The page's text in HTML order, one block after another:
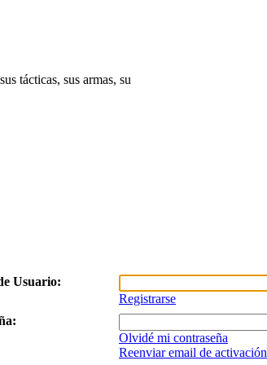
tácticas, sus armas, su
Usuario:
Registrarse
Olvidé mi contraseña
Reenviar email de activación